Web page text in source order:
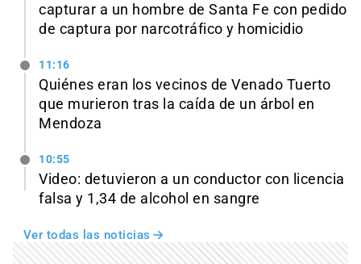
capturar a un hombre de Santa Fe con pedido
de captura por narcotráfico y homicidio
11:16
Quiénes eran los vecinos de Venado Tuerto
que murieron tras la caída de un árbol en
Mendoza
10:55
Video: detuvieron a un conductor con licencia
falsa y 1,34 de alcohol en sangre
Ver todas las noticias